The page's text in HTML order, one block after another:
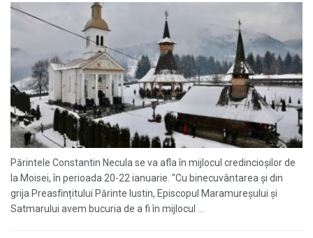
Părintele Constantin Necula se va afla în mijlocul credincioşilor de
la Moisei, în perioada 20-22 ianuarie. "Cu binecuvântarea și din
grija Preasfințitului Părinte Iustin, Episcopul Maramureșului și
Satmarului avem bucuria de a fi în mijlocul ...